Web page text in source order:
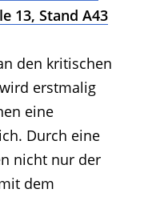
13, Stand A43
den kritischen
erstmalig
eine
Durch eine
nicht nur der
dem